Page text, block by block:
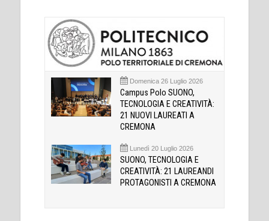
Domenica 26 Luglio 2026
Campus Polo SUONO,
TECNOLOGIA E CREATIVITÀ:
21 NUOVI LAUREATI A
CREMONA
Lunedì 20 Luglio 2026
SUONO, TECNOLOGIA E
CREATIVITÀ: 21 LAUREANDI
PROTAGONISTI A CREMONA